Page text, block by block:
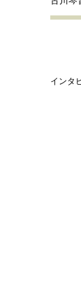
インタ